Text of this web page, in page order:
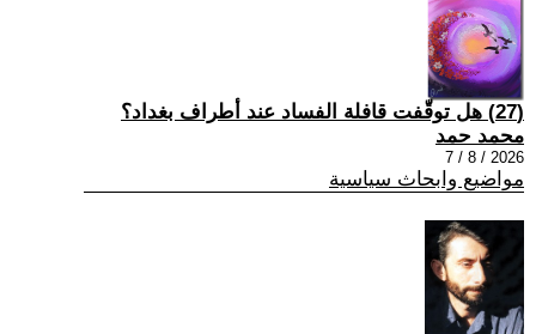
(27) هل توقّفت قافلة الفساد عند أطراف بغداد؟
محمد حمد
2026 / 8 / 7
مواضيع وابحاث سياسية